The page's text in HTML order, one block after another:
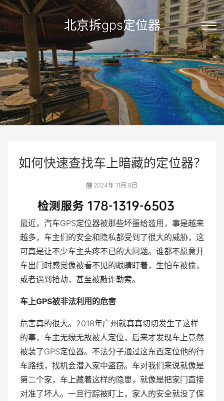
北京拆gps定位器
如何快速查找车上暗藏的定位器？
2024年 11月 8日
最近，汽车GPS定位器被那些坏蛋给滥用，事是越来
越多，车主们的安全和隐私都受到了很大的威胁，这
可真是让不少车主头疼不已的大问题。谁都不愿意开
车出门时感觉像被看不见的眼睛盯着，生怕车被偷，
或者遇到抢劫，甚至被敲诈勒索。
车上GPS被非法利用的危害
危害真的很大。2018年广州就真真切切发生了这样
的事，车主无缘无故被人定位，后来才发现车上竟然
被装了GPS定位器。不法分子通过这东西定位他的行
车路线，找机会潜入家中盗窃。车对我们来说就像是
第二个家，车上藏着这样的隐患，就像是把家门直接
对准了坏人。一旦行踪被盯上，家人的安全就没了保